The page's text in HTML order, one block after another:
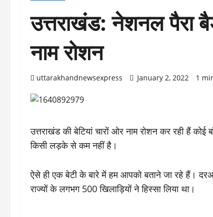
उत्तराखंड: नेशनल पैरा
नाम रोशन
uttarakhandnewsexpress January 2, 2022 1
उत्तराखंड की बेटियां चारों ओर नाम रोशन कर रही हैं
किसी लड़के से कम नहीं है।
ऐसे ही एक बेटी के बारे में हम आपको बताने जा रहे हैं।
राज्यों के लगभग 500 खिलाड़ियों ने हिस्सा लिया था।